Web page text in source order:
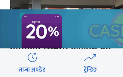
समस्याग्रस्त सहकारीको ऋण
नतिर्नेको सम्पत्ति लिलाम हुने
ताजा अपडेट ट्रेन्डिङ